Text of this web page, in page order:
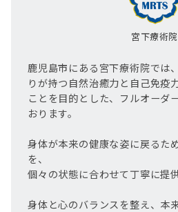
宮下療術院
鹿児島市にある宮下療術院では
りが持つ自然治癒力と自己免疫
ことを目的とした、フルオーダ
おります。
身体が本来の健康な姿に戻るた
を、
個々の状態に合わせて丁寧に提
身体と心のバランスを整え、本